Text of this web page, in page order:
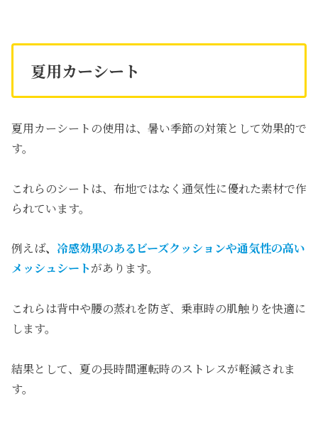
夏用カーシート
夏用カーシートの使用は、暑い季節の対策として効果的で
す。
これらのシートは、布地ではなく通気性に優れた素材で作
られています。
例えば、 冷感効果のあるビーズクッションや通気性の高い
メッシュシートがあります。
これらは背中や腰の蒸れを防ぎ、乗車時の肌触りを快適に
します。
結果として、夏の長時間運転時のストレスが軽減されま
す。